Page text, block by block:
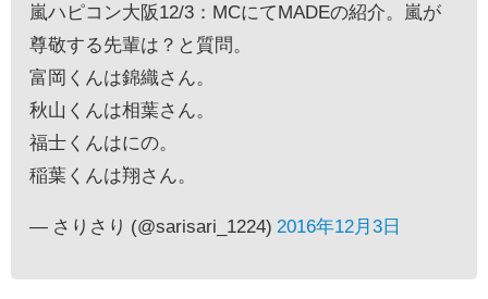
嵐ハピコン大阪12/3：MCにてMADEの紹介。嵐が
尊敬する先輩は？と質問。
富岡くんは錦織さん。
秋山くんは相葉さん。
福士くんはにの。
稲葉くんは翔さん。
— さりさり (@sarisari_1224) 2016年12月3日